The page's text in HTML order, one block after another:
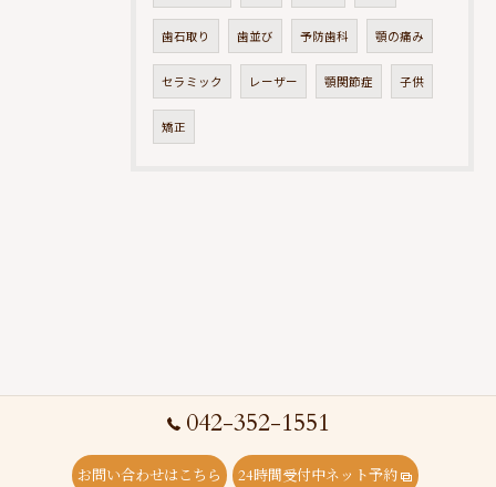
歯石取り 歯並び 予防歯科 顎の痛み
セラミック レーザー 顎関節症 子供
矯正
042-352-1551
お問い合わせはこちら 24時間受付中ネット予約